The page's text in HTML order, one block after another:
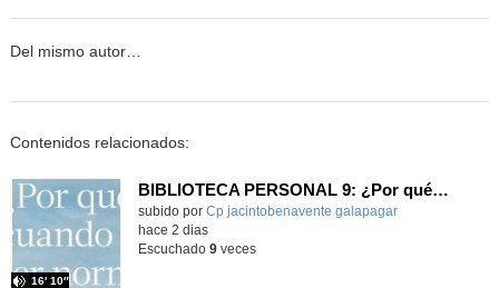
Del mismo autor…
Contenidos relacionados:
BIBLIOTECA PERSONAL 9: ¿Por qué ser feliz cuando puedes ser normal?
Contenido educativo.
subido por Cp jacintobenavente galapagar
16′ 10″
-
hace 2 dias
Escuchado 9veces